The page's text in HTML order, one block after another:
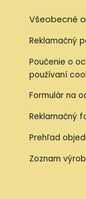
Všeobecné
Reklamačný
Poučenie o
používaní
Formulár na
Reklamačný
Prehľad
Zoznam